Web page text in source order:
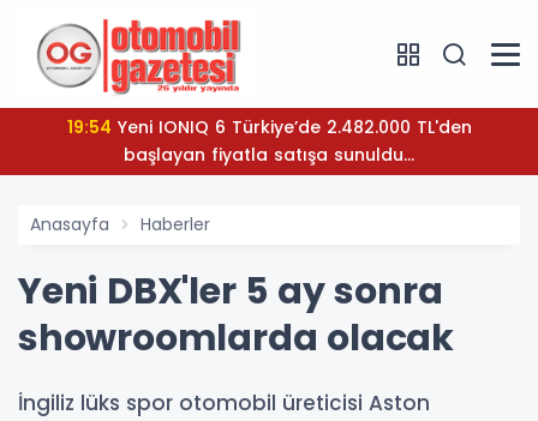
19:54
başlayan fiyatla satışa sunuldu...
Anasayfa Haberler
Yeni DBX'ler 5 ay sonra
showroomlarda olacak
İngiliz lüks spor otomobil üreticisi Aston